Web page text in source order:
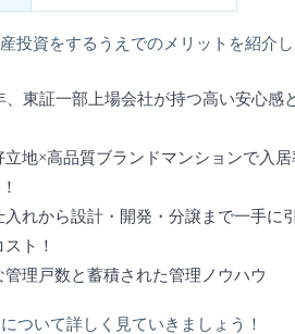
投資をするうえでのメリットを紹介
、東証一部上場会社が持つ高い安心感
立地×高品質ブランドマンションで入
入れから設計・開発・分譲まで一手に
ト！
管理戸数と蓄積された管理ノウハウ
ついて詳しく見ていきましょう！